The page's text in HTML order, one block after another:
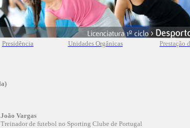
Presidência Unidades Orgânicas Prestação
João Vargas
Treinador de futebol no Sporting Clube de Portugal